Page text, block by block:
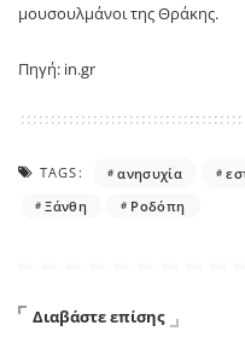
μουσουλμάνοι της Θράκης.
Πηγή: in.gr
TAGS: ανησυχία
Ξάνθη
Ροδόπη
Διαβάστε επίσης